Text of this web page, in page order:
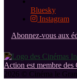
Bluesky
Instagram
Abonnez-vous aux
Action est membre des
2026 © Cinéma le